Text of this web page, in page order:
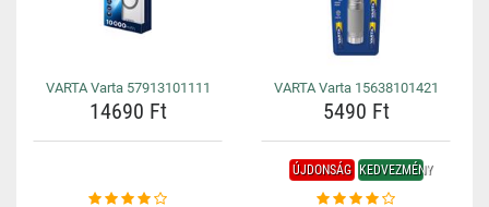
VARTA Varta 57913101111
14690 Ft
VARTA Varta 15638101421
5490 Ft
ÚJDONSÁG KEDVEZMÉNY